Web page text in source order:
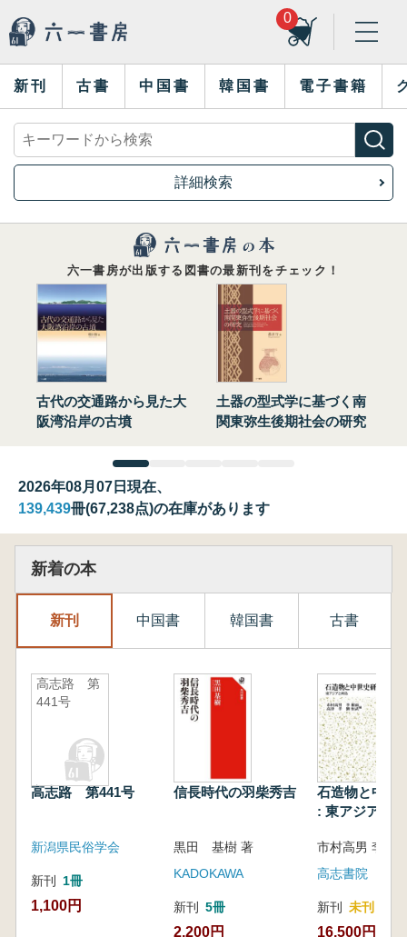
0
新刊 古書 中国書 韓国書 電子書籍
詳細検索
六一書房が出版する図書の最新刊をチェック！
古代の交通路から見た大
阪湾沿岸の古墳
土器の型式学に基づく南
関東弥生後期社会の研究
2026年08月07日現在、
139,439冊(67,238点)の在庫があります
新着の本
新刊 中国書 韓国書 古書
高志路 第
441号
高志路 第441号
新潟県民俗学会
新刊 1冊
1,100円
信長時代の羽柴秀吉
黒田 基樹 著
KADOKAWA
新刊 5冊
2,200円
石造物と中世
: 東アジアと
高志書院
新刊 未刊
16,500円